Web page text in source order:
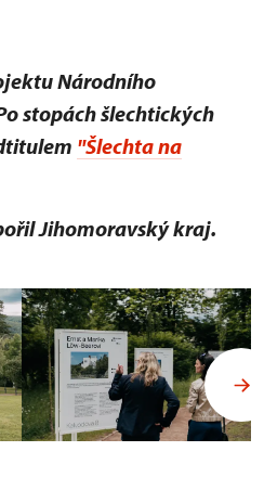
Národního
stopách šlechtických
"Šlechta na
Jihomoravský kraj.